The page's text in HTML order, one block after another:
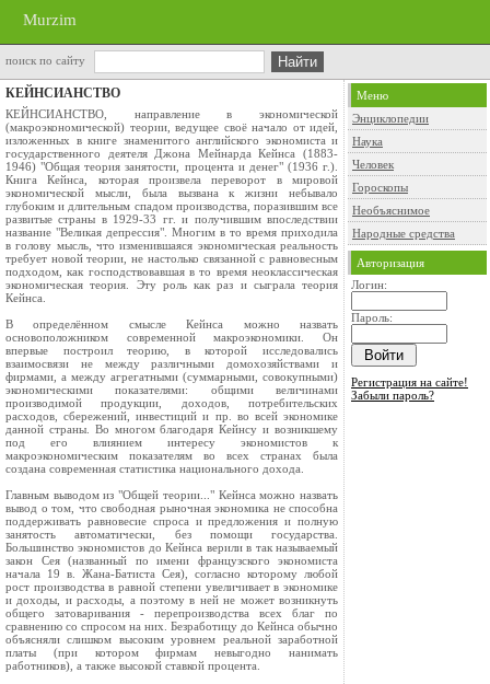
Murzim
поиск по сайту
КЕЙНСИАНСТВО
КЕЙНСИАНСТВО, направление в экономической
(макроэкономической) теории, ведущее своё начало от идей,
изложенных в книге знаменитого английского экономиста и
государственного деятеля Джона Мейнарда Кейнса (1883-
1946) "Общая теория занятости, процента и денег" (1936 г.).
Книга Кейнса, которая произвела переворот в мировой
экономической мысли, была вызвана к жизни небывало
глубоким и длительным спадом производства, поразившим все
развитые страны в 1929-33 гг. и получившим впоследствии
название "Великая депрессия". Многим в то время приходила
в голову мысль, что изменившаяся экономическая реальность
требует новой теории, не настолько связанной с равновесным
подходом, как господствовавшая в то время неоклассическая
экономическая теория. Эту роль как раз и сыграла теория
Кейнса.
В определённом смысле Кейнса можно назвать
основоположником современной макроэкономики. Он
впервые построил теорию, в которой исследовались
взаимосвязи не между различными домохозяйствами и
фирмами, а между агрегатными (суммарными, совокупными)
экономическими показателями: общими величинами
производимой продукции, доходов, потребительских
расходов, сбережений, инвестиций и пр. во всей экономике
данной страны. Во многом благодаря Кейнсу и возникшему
под его влиянием интересу экономистов к
макроэкономическим показателям во всех странах была
создана современная статистика национального дохода.
Главным выводом из "Общей теории..." Кейнса можно назвать
вывод о том, что свободная рыночная экономика не способна
поддерживать равновесие спроса и предложения и полную
занятость автоматически, без помощи государства.
Большинство экономистов до Кейнса верили в так называемый
закон Сея (названный по имени французского экономиста
начала 19 в. Жана-Батиста Сея), согласно которому любой
рост производства в равной степени увеличивает в экономике
и доходы, и расходы, а поэтому в ней не может возникнуть
общего затоваривания - перепроизводства всех благ по
сравнению со спросом на них. Безработицу до Кейнса обычно
объясняли слишком высоким уровнем реальной заработной
платы (при котором фирмам невыгодно нанимать
работников), а также высокой ставкой процента.
Меню
Энциклопедии
Наука
Человек
Гороскопы
Необъяснимое
Народные средства
Авторизация
Логин:
Пароль:
Регистрация на сайте!
Забыли пароль?